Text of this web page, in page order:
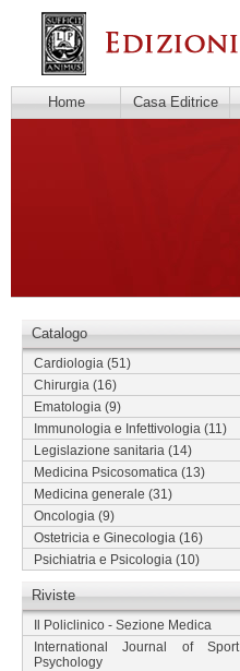
Home Casa Editrice
Catalogo
Cardiologia (51)
Chirurgia (16)
Ematologia (9)
Immunologia e Infettivologia (11)
Legislazione sanitaria (14)
Medicina Psicosomatica (13)
Medicina generale (31)
Oncologia (9)
Ostetricia e Ginecologia (16)
Psichiatria e Psicologia (10)
Riviste
Il Policlinico - Sezione Medica
International Journal of Sport
Psychology